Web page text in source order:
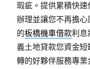
瑕疵。提供累積快
辦理並讓您不再擔
的板橋機車借款利息
義土地貸款您資金短
轉的好夥伴服務專